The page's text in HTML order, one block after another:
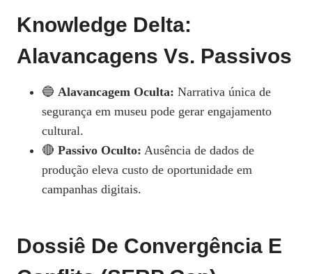
Knowledge Delta:
Alavancagens Vs. Passivos
🔵 Alavancagem Oculta: Narrativa única de
segurança em museu pode gerar engajamento
cultural.
🔴 Passivo Oculto: Ausência de dados de
produção eleva custo de oportunidade em
campanhas digitais.
Dossiê De Convergência E